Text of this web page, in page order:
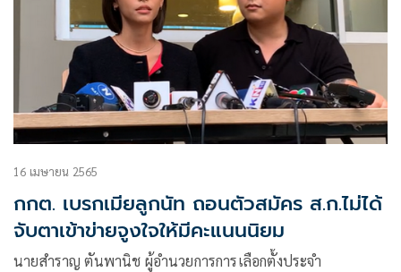
16 เมษายน 2565
กกต. เบรกเมียลูกนัท ถอนตัวสมัคร ส.ก.ไม่ได้
จับตาเข้าข่ายจูงใจให้มีคะแนนนิยม
นายสำราญ ตันพานิช ผู้อำนวยการการเลือกตั้งประจำ